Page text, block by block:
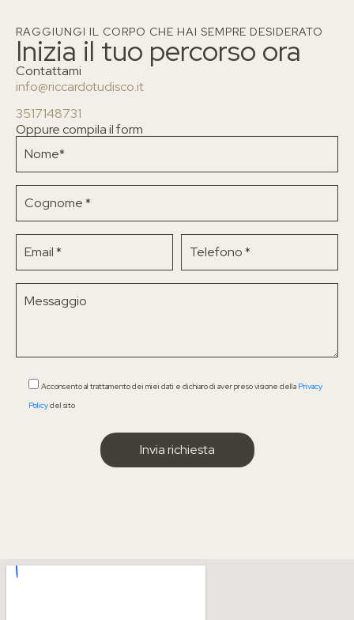
RAGGIUNGI IL CORPO CHE HAI SEMPRE DESIDERATO
Inizia il tuo percorso ora
Contattami
info@riccardotudisco.it
3517148731
Oppure compila il form
Acconsento al trattamento dei miei dati e dichiaro di aver preso visione della Privacy
Policydel sito